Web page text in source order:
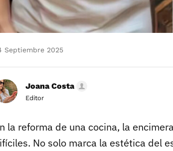
Septiembre 2025
Joana Costa
Editor
la reforma de una cocina, la
No solo marca la estética del